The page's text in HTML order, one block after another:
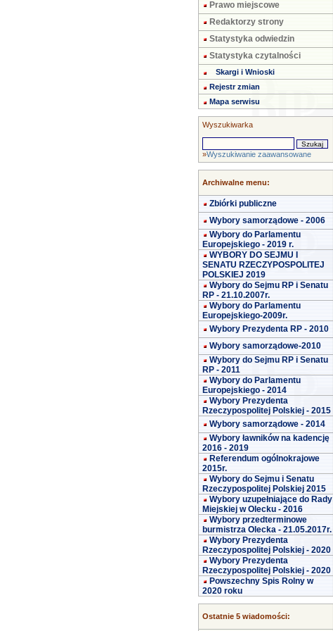
Prawo miejscowe
Redaktorzy strony
Statystyka odwiedzin
Statystyka czytalności
Skargi i Wnioski
Rejestr zmian
Mapa serwisu
Wyszukiwarka
»Wyszukiwanie zaawansowane
Archiwalne menu:
Zbiórki publiczne
Wybory samorządowe - 2006
Wybory do Parlamentu
Europejskiego - 2019 r.
WYBORY DO SEJMU I
SENATU RZECZYPOSPOLITEJ
POLSKIEJ 2019
Wybory do Sejmu RP i Senatu
RP - 21.10.2007r.
Wybory do Parlamentu
Europejskiego-2009r.
Wybory Prezydenta RP - 2010
Wybory samorządowe-2010
Wybory do Sejmu RP i Senatu
RP - 2011
Wybory do Parlamentu
Europejskiego - 2014
Wybory Prezydenta
Rzeczypospolitej Polskiej - 2015
Wybory samorządowe - 2014
Wybory ławników na kadencję
2016 - 2019
Referendum ogólnokrajowe
2015r.
Wybory do Sejmu i Senatu
Rzeczypospolitej Polskiej 2015
Wybory uzupełniające do Rady
Miejskiej w Olecku - 2016
Wybory przedterminowe
burmistrza Olecka - 21.05.2017r.
Wybory Prezydenta
Rzeczypospolitej Polskiej - 2020
Wybory Prezydenta
Rzeczypospolitej Polskiej - 2020
Powszechny Spis Rolny w
2020 roku
Ostatnie 5 wiadomości: